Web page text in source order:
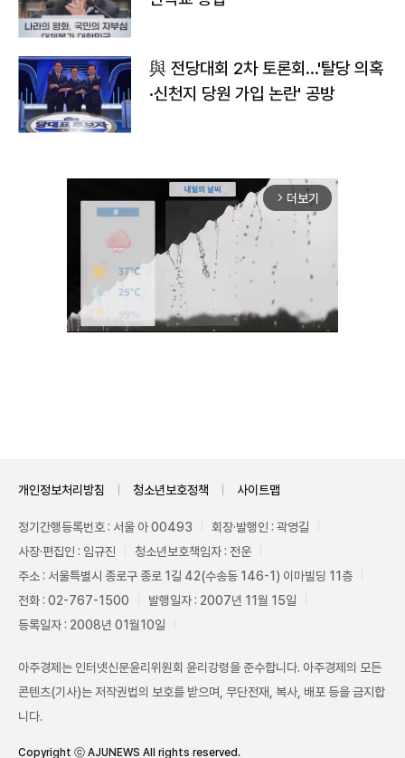
與 전당대회 2차 토론회…'탈당 의혹
·신천지 당원 가입 논란' 공방
arrow_forward_ios 더보기
개인정보처리방침 청소년보호정책 사이트맵
정기간행등록번호 : 서울 아 00493
회장·발행인 : 곽영길
사장·편집인 : 임규진
청소년보호책임자 : 전운
주소 : 서울특별시 종로구 종로 1길 42(수송동 146-1) 이마빌딩 11층
전화 : 02-767-1500
발행일자 : 2007년 11월 15일
등록일자 : 2008년 01월10일
아주경제는 인터넷신문윤리위원회 윤리강령을 준수합니다. 아주경제의 모든
콘텐츠(기사)는 저작권법의 보호를 받으며, 무단전재, 복사, 배포 등을 금지합
니다.
Copyright ⓒ AJUNEWS All rights reserved.